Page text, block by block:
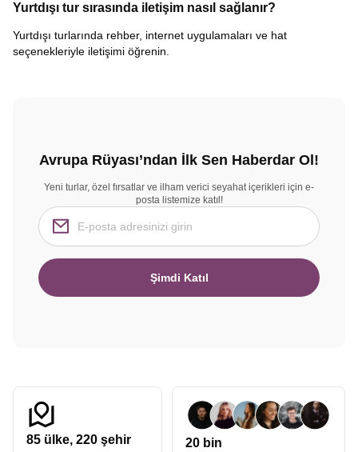
Yurtdışı tur sırasında iletişim nasıl sağlanır?
Yurtdışı turlarında rehber, internet uygulamaları ve hat
seçenekleriyle iletişimi öğrenin.
Avrupa Rüyası’ndan İlk Sen Haberdar Ol!
Yeni turlar, özel fırsatlar ve ilham verici seyahat içerikleri için e-
posta listemize katıl!
Şimdi Katıl
85 ülke, 220 şehir 20 bin